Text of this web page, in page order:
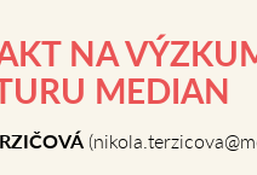
NA
MEDIAN